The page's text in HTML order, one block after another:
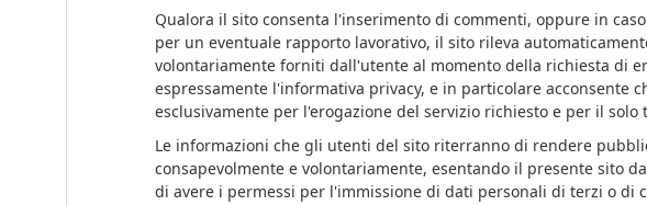
Qualora il sito consenta l'inserimento di commenti, oppure in
per un eventuale rapporto lavorativo, il sito rileva
volontariamente forniti dall'utente al momento della richiesta di
espressamente l'informativa privacy, e in particolare
esclusivamente per l'erogazione del servizio richiesto e per il
Le informazioni che gli utenti del sito riterranno di rendere
consapevolmente e volontariamente, esentando il presente sito
di avere i permessi per l'immissione di dati personali di terzi o